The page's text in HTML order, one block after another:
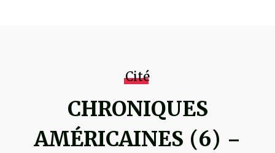
Cité
CHRONIQUES
AMÉRICAINES (6) –